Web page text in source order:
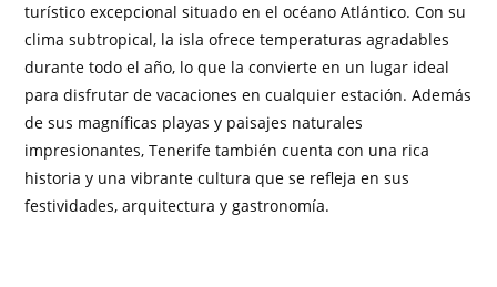
turístico excepcional situado en el océano Atlántico. Con su
clima subtropical, la isla ofrece temperaturas agradables
durante todo el año, lo que la convierte en un lugar ideal
para disfrutar de vacaciones en cualquier estación. Además
de sus magníficas playas y paisajes naturales
impresionantes, Tenerife también cuenta con una rica
historia y una vibrante cultura que se refleja en sus
festividades, arquitectura y gastronomía.